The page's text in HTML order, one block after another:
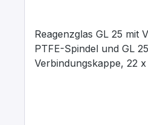
Reagenzglas GL 25 mit
PTFE-Spindel und GL
Verbindungskappe, 22